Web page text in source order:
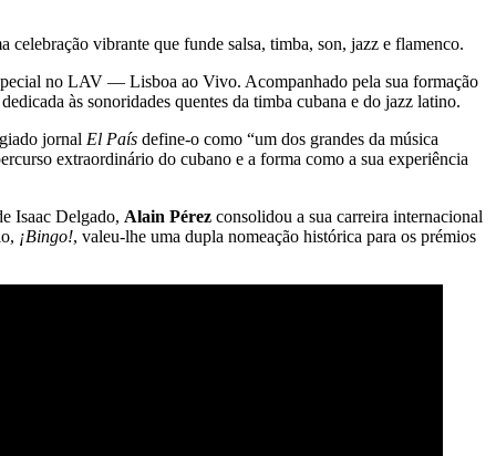
vibrante que funde salsa, timba, son, jazz e flamenco.
no LAV — Lisboa ao Vivo. Acompanhado pela sua formação
às sonoridades quentes da timba cubana e do jazz latino.
jornal El País define-o como “um dos grandes da música
extraordinário do cubano e a forma como a sua experiência
Isaac Delgado, Alain Pérez consolidou a sua carreira internacional
¡Bingo!, valeu-lhe uma dupla nomeação histórica para os prémios